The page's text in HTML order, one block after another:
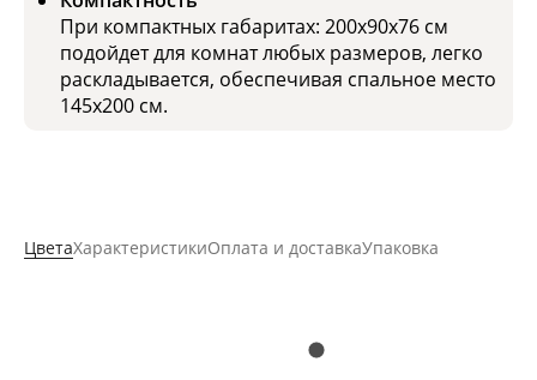
При компактных габаритах: 200x90x76 см
подойдет для комнат любых размеров, легко
раскладывается, обеспечивая спальное место
145x200 см.
ЦветаХарактеристикиОплата и доставкаУпаковка